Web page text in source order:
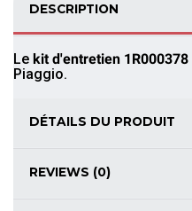
DESCRIPTION
Le kit d'entretien 1R000378
Piaggio.
DÉTAILS DU PRODUIT
REVIEWS (0)